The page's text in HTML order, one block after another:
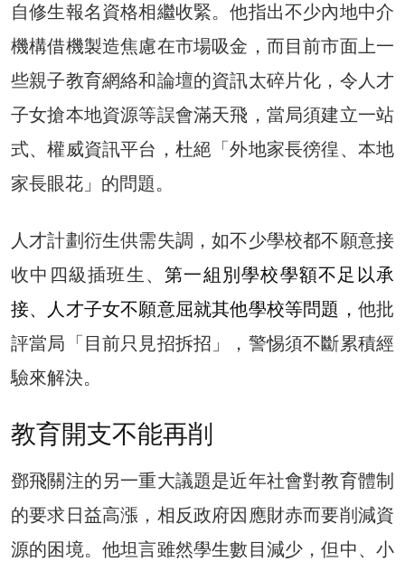
自修生報名資格相繼收緊。他指出不少內地中介
機構借機製造焦慮在市場吸金，而目前市面上一
些親子教育網絡和論壇的資訊太碎片化，令人才
子女搶本地資源等誤會滿天飛，當局須建立一站
式、權威資訊平台，杜絕「外地家長徬徨、本地
家長眼花」的問題。
人才計劃衍生供需失調，如不少學校都不願意接
收中四級插班生、第一組別學校學額不足以承
接、人才子女不願意屈就其他學校等問題， 他批
評當局「目前只見招拆招」，警惕須不斷累積經
驗來解決。
教育開支不能再削
鄧飛關注的另一重大議題是近年社會對教育體制
的要求日益高漲，相反政府因應財赤而要削減資
源的困境。他坦言雖然學生數目減少，但中、小